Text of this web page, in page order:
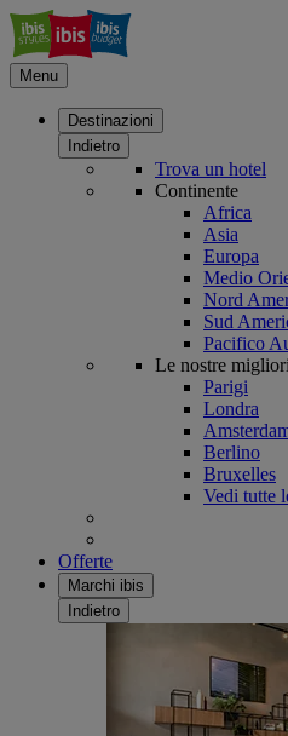
Menu
Destinazioni
Indietro
Trova un hotel
Continente
Africa
Asia
Europa
Medio
Nord
Sud
Pacifico
Le nostre
Parigi
Londra
Berlino
Bruxelles
Vedi tutte
Offerte
Marchi ibis
Indietro